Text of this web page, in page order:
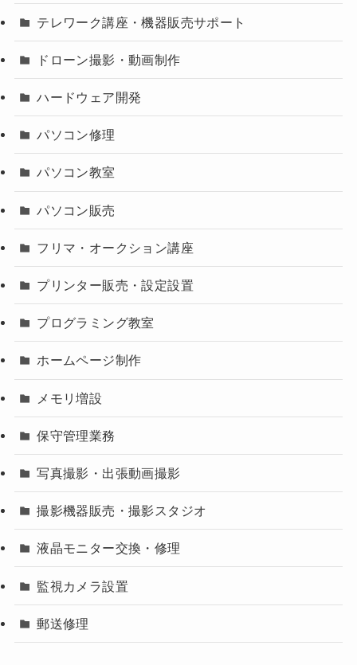
テレワーク講座・機器販売サポート
ドローン撮影・動画制作
ハードウェア開発
パソコン修理
パソコン教室
パソコン販売
フリマ・オークション講座
プリンター販売・設定設置
プログラミング教室
ホームページ制作
メモリ増設
保守管理業務
写真撮影・出張動画撮影
撮影機器販売・撮影スタジオ
液晶モニター交換・修理
監視カメラ設置
郵送修理